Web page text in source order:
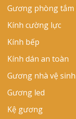
Gương phòng tắm
Kính cường lực
Kính bếp
Kính dán an toàn
Gương nhà vệ sinh
Gương led
Kệ gương